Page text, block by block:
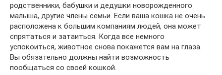
родственники, бабушки и дедушки новорожденного
малыша, другие члены семьи. Если ваша кошка не очень
расположена к большим компаниям людей, она может
спрятаться и затаиться. Когда все немного
успокоиться, животное снова покажется вам на глаза.
Вы обязательно должны найти возможность
пообщаться со своей кошкой.